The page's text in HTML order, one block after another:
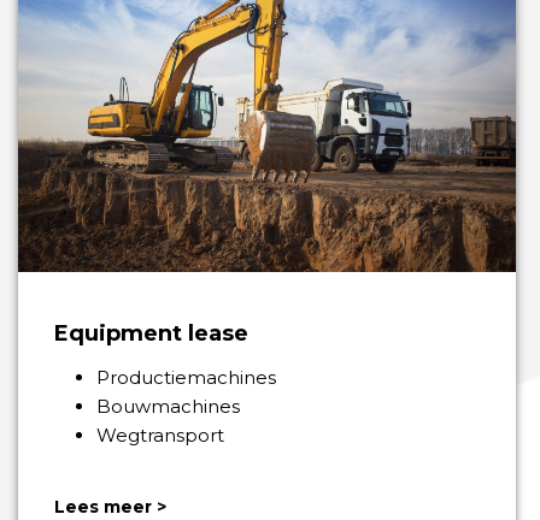
Equipment lease
Productiemachines
Bouwmachines
Wegtransport
Lees meer >